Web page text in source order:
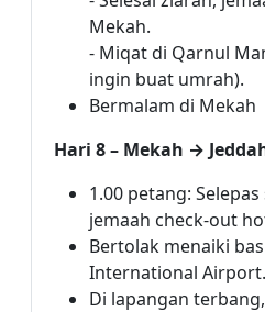
Mekah.
- Miqat di Qarnul
ingin buat umrah).
Bermalam di Mekah
Hari 8 – Mekah →
1.00 petang:
jemaah check-out
Bertolak menaiki
International Airport.
Di lapangan